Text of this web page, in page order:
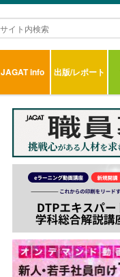
JAGAT info 出版/レポート